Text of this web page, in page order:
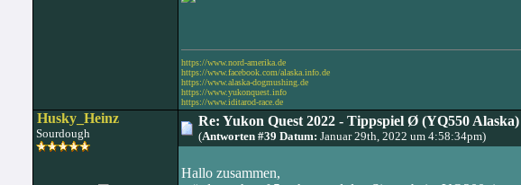
https://www.nord-amerika.de
https://www.facebook.com/alaska.info.de
https://www.alaska-dogmushing.de
https://www.yukonquest.info
https://www.iditarod-race.de
Husky_Heinz
Sourdough
Re: Yukon Quest 2022 - Tippspiel Ø (YQ550 Alaska)
(Antworten #39 Datum: Januar 29th, 2022 um 4:58:34pm)
Hallo zusammen,